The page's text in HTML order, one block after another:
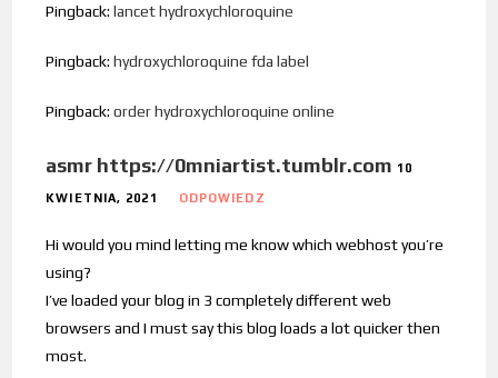
Pingback:lancet hydroxychloroquine
Pingback:hydroxychloroquine fda label
Pingback:order hydroxychloroquine online
asmr https://0mniartist.tumblr.com 10
KWIETNIA, 2021 ODPOWIEDZ
Hi would you mind letting me know which webhost you’re
using?
I’ve loaded your blog in 3 completely different web
browsers and I must say this blog loads a lot quicker then
most.